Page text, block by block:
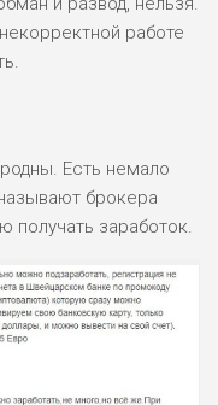
работе
Есть немало
брокера
заработок.